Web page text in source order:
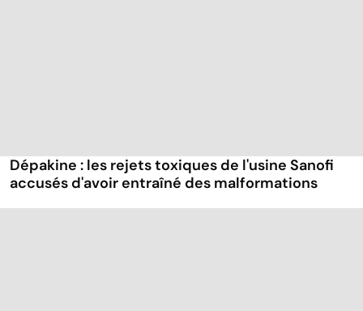
Dépakine : les rejets toxiques de l'usine Sanofi
accusés d'avoir entraîné des malformations